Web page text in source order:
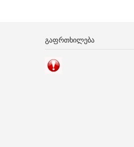
ᲒᲐᲤᲠᲗᲮᲘᲚᲔᲑᲐ